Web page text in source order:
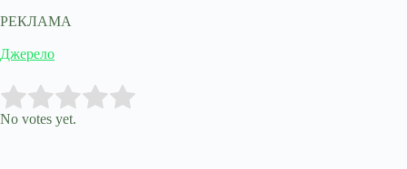
РЕКЛАМА
Джерело
Rate this item:
No votes yet.